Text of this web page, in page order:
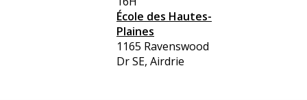
École des Hautes-
Plaines
1165 Ravenswood
Dr SE, Airdrie